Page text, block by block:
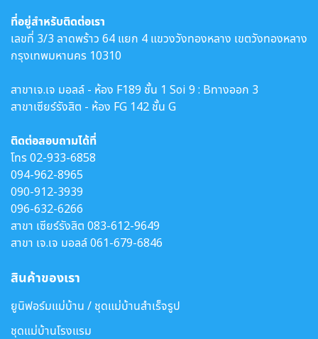
ที่อยู่สำหรับติดต่อเรา
เลขที่ 3/3 ลาดพร้าว 64 แยก 4 แขวงวังทองหลาง เขตวังทองหลาง
กรุงเทพมหานคร 10310
สาขาเจ.เจ มอลล์ - ห้อง F189 ชั้น 1 Soi 9 : Bทางออก 3
สาขาเซียร์รังสิต - ห้อง FG 142 ชั้น G
ติดต่อสอบถามได้ที่
โทร02-933-6858
094-962-8965
090-912-3939
096-632-6266
สาขา เซียร์รังสิต 083-612-9649
สาขา เจ.เจ มอลล์061-679-6846
สินค้าของเรา
ยูนิฟอร์มแม่บ้าน / ชุดแม่บ้านสำเร็จรูป
ชุดแม่บ้านโรงแรม